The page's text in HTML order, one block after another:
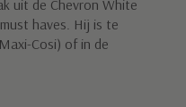
uit de Chevron White
haves. Hij is te
Cosi) of in de